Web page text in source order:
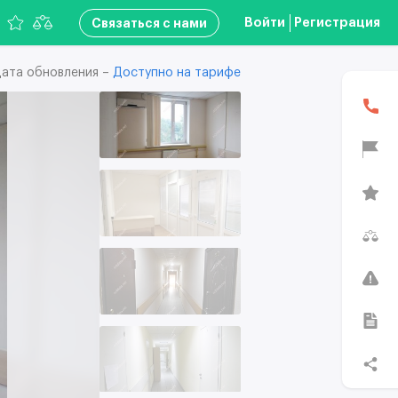
Связаться с нами Войти Регистрация
обновления – Доступно на тарифе